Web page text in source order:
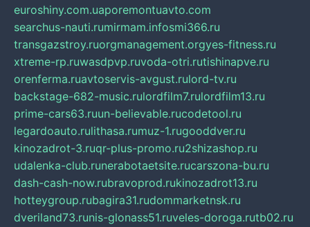
euroshiny.com.uaporemontuavto.com
searchus-nauti.rumirmam.infosmi366.ru
transgazstroy.ruorgmanagement.orgyes-fitness.ru
xtreme-rp.ruwasdpvp.ruvoda-otri.rutishinapve.ru
orenferma.ruavtoservis-avgust.rulord-tv.ru
backstage-682-music.rulordfilm7.rulordfilm13.ru
prime-cars63.ruun-believable.rucodetool.ru
legardoauto.rulithasa.rumuz-1.rugooddver.ru
kinozadrot-3.ruqr-plus-promo.ru2shizashop.ru
udalenka-club.runerabotaetsite.rucarszona-bu.ru
dash-cash-now.rubravoprod.rukinozadrot13.ru
hotteygroup.rubagira31.rudommarketnsk.ru
dveriland73.runis-glonass51.ruveles-doroga.rutb02.ru